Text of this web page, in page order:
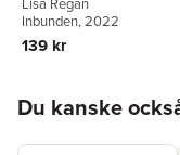
Inbunden, 2022
139 kr
Du kanske